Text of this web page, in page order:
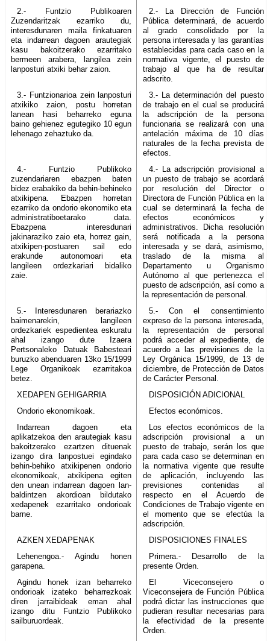
2.- Funtzio Publikoaren
Zuzendaritzak ezarriko du,
interesdunaren maila finkatuaren
eta indarrean dagoen arautegiak
kasu bakoitzerako ezarritako
bermeen arabera, langilea zein
lanposturi atxiki behar zaion.
2.- La Dirección de Función
Pública determinará, de acuerdo
al grado consolidado por la
persona interesada y las garantías
establecidas para cada caso en la
normativa vigente, el puesto de
trabajo al que ha de resultar
adscrito.
3.- Funtzionarioa zein lanposturi
atxikiko zaion, postu horretan
lanean hasi beharreko eguna
baino gehienez egutegiko 10 egun
lehenago zehaztuko da.
3.- La determinación del puesto
de trabajo en el cual se producirá
la adscripción de la persona
funcionaria se realizará con una
antelación máxima de 10 días
naturales de la fecha prevista de
efectos.
4.- Funtzio Publikoko
zuzendariaren ebazpen baten
bidez erabakiko da behin-behineko
atxikipena. Ebazpen horretan
ezarriko da ondorio ekonomiko eta
administratiboetarako data.
Ebazpena interesdunari
jakinaraziko zaio eta, horrez gain,
atxikipen-postuaren sail edo
erakunde autonomoari eta
langileen ordezkariari bidaliko
zaie.
4.- La adscripción provisional a
un puesto de trabajo se acordará
por resolución del Director o
Directora de Función Pública en la
cual se determinará la fecha de
efectos económicos y
administrativos. Dicha resolución
será notificada a la persona
interesada y se dará, asimismo,
traslado de la misma al
Departamento u Organismo
Autónomo al que pertenezca el
puesto de adscripción, así como a
la representación de personal.
5.- Interesdunaren berariazko
baimenarekin, langileen
ordezkariek espedientea eskuratu
ahal izango dute Izaera
Pertsonaleko Datuak Babesteari
buruzko abenduaren 13ko 15/1999
Lege Organikoak ezarritakoa
betez.
5.- Con el consentimiento
expreso de la persona interesada,
la representación de personal
podrá acceder al expediente, de
acuerdo a las previsiones de la
Ley Orgánica 15/1999, de 13 de
diciembre, de Protección de Datos
de Carácter Personal.
XEDAPEN GEHIGARRIA
DISPOSICIÓN ADICIONAL
Ondorio ekonomikoak.
Efectos económicos.
Indarrean dagoen eta
aplikatzekoa den arautegiak kasu
bakoitzerako ezartzen dituenak
izango dira lanpostuei egindako
behin-behiko atxikipenen ondorio
ekonomikoak, atxikipena egiten
den unean indarrean dagoen lan-
baldintzen akordioan bildutako
xedapenek ezarritako ondorioak
barne.
Los efectos económicos de la
adscripción provisional a un
puesto de trabajo, serán los que
para cada caso se determinan en
la normativa vigente que resulte
de aplicación, incluyendo las
previsiones contenidas al
respecto en el Acuerdo de
Condiciones de Trabajo vigente en
el momento que se efectúa la
adscripción.
AZKEN XEDAPENAK
DISPOSICIONES FINALES
Lehenengoa.- Agindu honen
garapena.
Primera.- Desarrollo de la
presente Orden.
Agindu honek izan beharreko
ondorioak izateko beharrezkoak
diren jarraibideak eman ahal
izango ditu Funtzio Publikoko
sailburuordeak.
El Viceconsejero o
Viceconsejera de Función Pública
podrá dictar las instrucciones que
pudieran resultar necesarias para
la efectividad de la presente
Orden.